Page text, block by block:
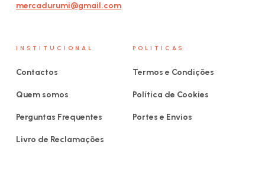
mercadurumi@gmail.com
INSTITUCIONAL
Contactos
Quem somos
Perguntas Frequentes
Livro de Reclamações
POLITICAS
Termos e Condições
Política de Cookies
Portes e Envios